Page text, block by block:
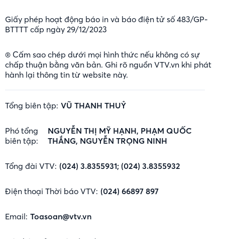
Giấy phép hoạt động báo in và báo điện tử số 483/GP-
BTTTT cấp ngày 29/12/2023
® Cấm sao chép dưới mọi hình thức nếu không có sự
chấp thuận bằng văn bản. Ghi rõ nguồn VTV.vn khi phát
hành lại thông tin từ website này.
Tổng biên tập: VŨ THANH THUỶ
Phó tổng
biên tập:
NGUYỄN THỊ MỸ HẠNH, PHẠM QUỐC
THẮNG, NGUYỄN TRỌNG NINH
Tổng đài VTV: (024) 3.8355931; (024) 3.8355932
Điện thoại Thời báo VTV: (024) 66897 897
Email: Toasoan@vtv.vn